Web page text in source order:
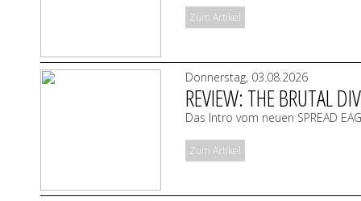
Zum Artikel
Donnerstag, 03.08.2026
REVIEW: THE BRUTAL
Das Intro vom neuen SPREAD
Zum Artikel